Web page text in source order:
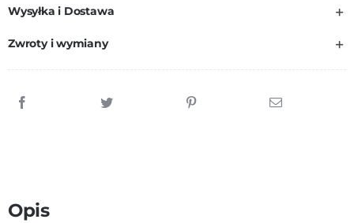
Wysyłka i Dostawa
Zwroty i wymiany
Opis